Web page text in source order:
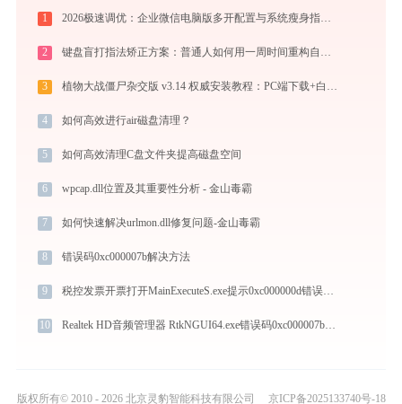
1 2026极速调优：企业微信电脑版多开配置与系统瘦身指南，拒绝流氓捆绑
2 键盘盲打指法矫正方案：普通人如何用一周时间重构自己的打字速度？
3 植物大战僵尸杂交版 v3.14 权威安装教程：PC端下载+白屏闪退完美解决
4 如何高效进行air磁盘清理？
5 如何高效清理C盘文件夹提高磁盘空间
6 wpcap.dll位置及其重要性分析 - 金山毒霸
7 如何快速解决urlmon.dll修复问题-金山毒霸
8 错误码0xc000007b解决方法
9 税控发票开票打开MainExecuteS.exe提示0xc000000d错误码怎么办
10 Realtek HD音频管理器 RtkNGUI64.exe错误码0xc000007b处理办法
版权所有© 2010 - 2026 北京灵豹智能科技有限公司 京ICP备2025133740号-18